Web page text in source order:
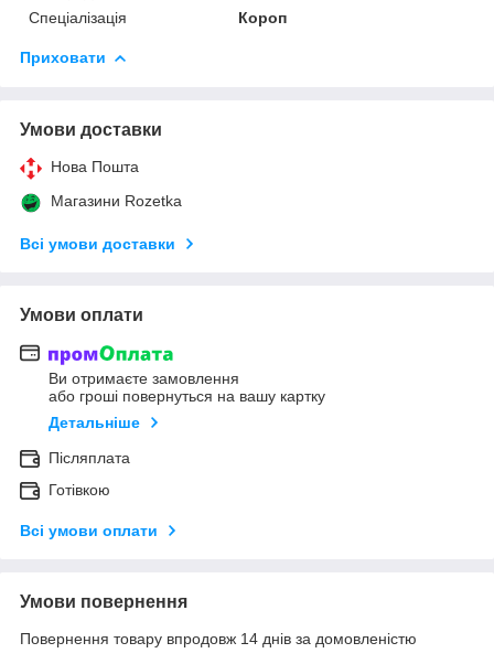
Спеціалізація
Короп
Приховати
Умови доставки
Нова Пошта
Магазини Rozetka
Всі умови доставки
Умови оплати
Ви отримаєте замовлення
або гроші повернуться на вашу картку
Детальніше
Післяплата
Готівкою
Всі умови оплати
Умови повернення
Повернення товару впродовж 14 днів за домовленістю